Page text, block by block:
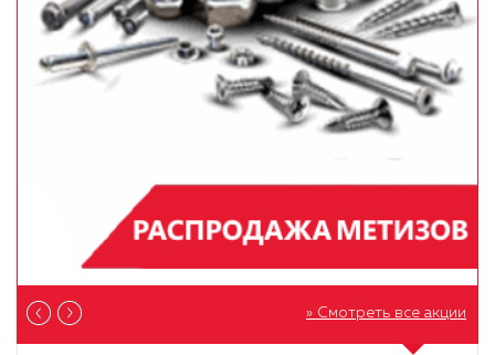
» Смотреть все акции